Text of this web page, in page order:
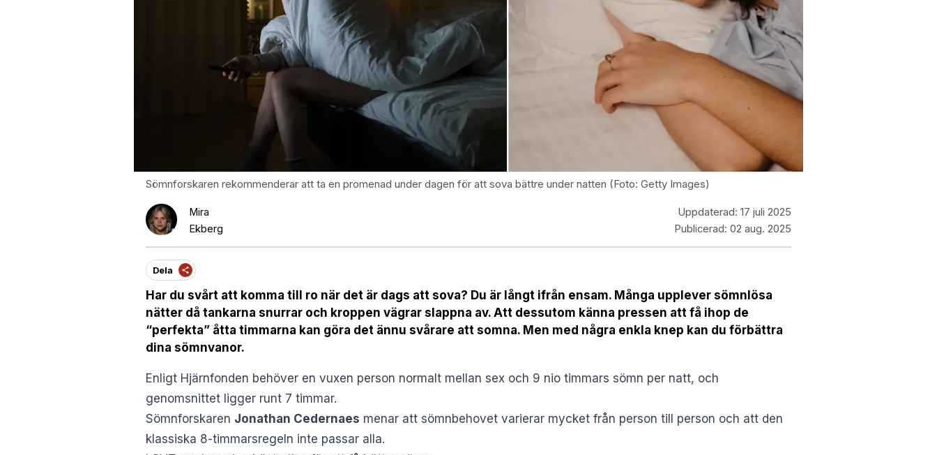
Sömnforskaren rekommenderar att ta en promenad under dagen för att sova bättre under natten (Foto: Getty Images)
Mira
Ekberg
Uppdaterad: 17 juli 2025
Publicerad: 02 aug. 2025
Dela
Har du svårt att komma till ro när det är dags att sova? Du är långt ifrån ensam. Många upplever sömnlösa
nätter då tankarna snurrar och kroppen vägrar slappna av. Att dessutom känna pressen att få ihop de
“perfekta” åtta timmarna kan göra det ännu svårare att somna. Men med några enkla knep kan du förbättra
dina sömnvanor.
Enligt Hjärnfonden behöver en vuxen person normalt mellan sex och 9 nio timmars sömn per natt, och
genomsnittet ligger runt 7 timmar.
Sömnforskaren Jonathan Cedernaes menar att sömnbehovet varierar mycket från person till person och att den
klassiska 8-timmarsregeln inte passar alla.